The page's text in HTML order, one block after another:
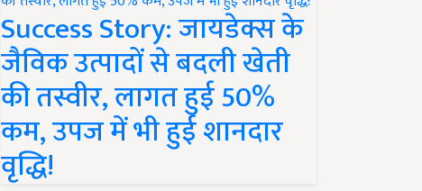
Success Story: जायडेक्स के
जैविक उत्पादों से बदली खेती
की तस्वीर, लागत हुई 50%
कम, उपज में भी हुई शानदार
वृद्धि!